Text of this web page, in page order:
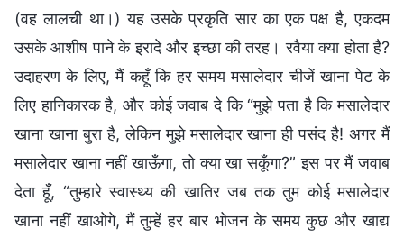
(वह लालची था।) यह उसके प्रकृति सार का एक पक्ष है, एकदम
उसके आशीष पाने के इरादे और इच्छा की तरह। रवैया क्या होता है?
उदाहरण के लिए, मैं कहूँ कि हर समय मसालेदार चीजें खाना पेट के
लिए हानिकारक है, और कोई जवाब दे कि “मुझे पता है कि मसालेदार
खाना खाना बुरा है, लेकिन मुझे मसालेदार खाना ही पसंद है! अगर मैं
मसालेदार खाना नहीं खाऊँगा, तो क्या खा सकूँगा?” इस पर मैं जवाब
देता हूँ, “तुम्हारे स्वास्थ्य की खातिर जब तक तुम कोई मसालेदार
खाना नहीं खाओगे, मैं तुम्हें हर बार भोजन के समय कुछ और खाद्य